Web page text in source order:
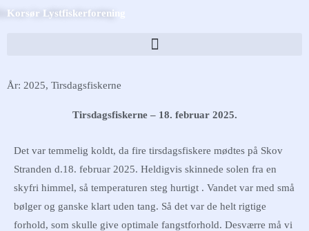
SkipKorsør Lystfiskerforening
År: 2025, Tirsdagsfiskerne
Tirsdagsfiskerne – 18. februar 2025.
Det var temmelig koldt, da fire tirsdagsfiskere mødtes på Skov
Stranden d.18. februar 2025. Heldigvis skinnede solen fra en
skyfri himmel, så temperaturen steg hurtigt . Vandet var med små
bølger og ganske klart uden tang. Så det var de helt rigtige
forhold, som skulle give optimale fangstforhold. Desværre må vi